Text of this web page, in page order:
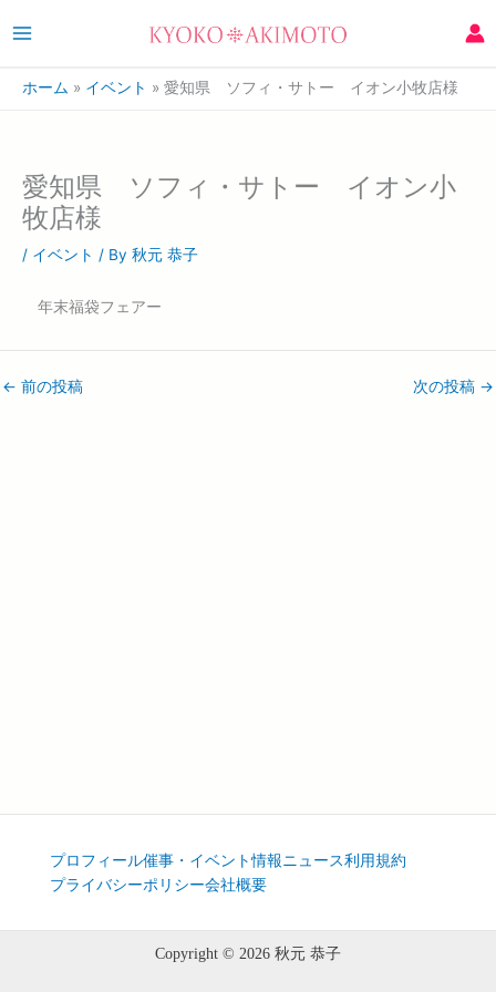
ホーム イベント 愛知県 ソフィ・サトー イオン小牧店様
愛知県 ソフィ・サトー イオン小
牧店様
/ イベント / By 秋元 恭子
年末福袋フェアー
← 前の投稿 次の投稿 →
プロフィール催事・イベント情報ニュース利用規約
プライバシーポリシー会社概要
Copyright © 2026 秋元 恭子